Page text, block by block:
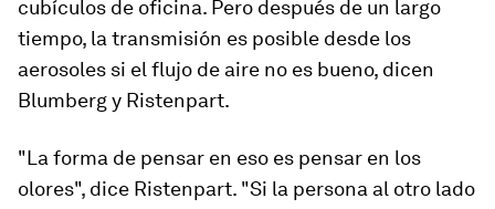
cubículos de oficina. Pero después de un largo
tiempo, la transmisión es posible desde los
aerosoles si el flujo de aire no es bueno, dicen
Blumberg y Ristenpart.
"La forma de pensar en eso es pensar en los
olores", dice Ristenpart. "Si la persona al otro lado